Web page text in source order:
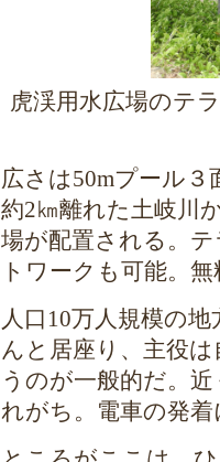
虎渓用水広場のテ
広さは50mプール
約2㎞離れた土岐川
場が配置される。
トワークも可能。
人口10万人規模の
んと居座り、主役
うのが一般的だ。
れがち。電車の発